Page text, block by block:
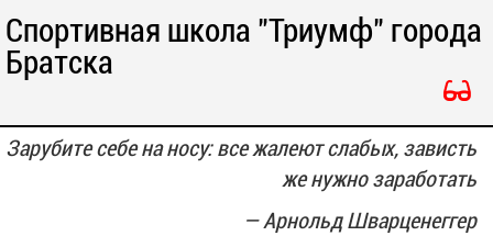
Спортивная школа "Триумф" города
Братска
Зарубите себе на носу: все жалеют слабых, зависть
же нужно заработать
—Арнольд Шварценеггер